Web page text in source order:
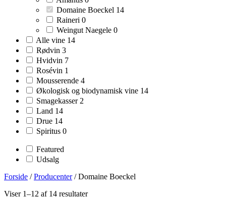
products
Domaine Boeckel 1414
Raineri 00
products
Weingut Naegele 00
Alle vine 1414
Rødvin 33
products
Hvidvin 77
Rosévin 1
product
Mousserende 44
products
Økologisk og biodynamisk vine 1414
Smagekasser 2
Land 1414
Drue 1414
products
Spiritus 00
Featured
Udsalg
Forside /Producenter/ Domaine Boeckel
Viser 1–12 af 14 resultater